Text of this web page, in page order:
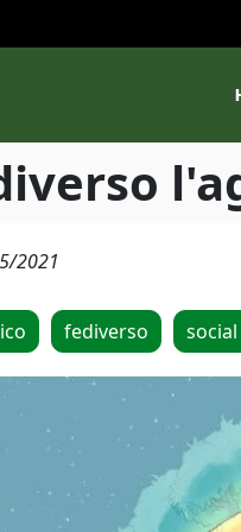
2021
fediverso